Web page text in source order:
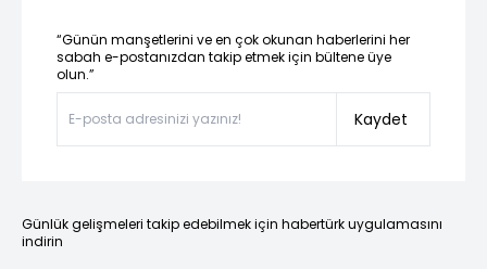
“Günün manşetlerini ve en çok okunan haberlerini her
sabah e-postanızdan takip etmek için bültene üye
olun.”
Kaydet
Günlük gelişmeleri takip edebilmek için habertürk uygulamasını
indirin